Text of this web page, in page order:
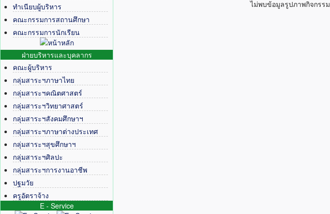
ทำเนียบผู้บริหาร
คณะกรรมการสถานศึกษา
คณะกรรมการนักเรียน
ฝ่ายบริหารและบุคลากร
คณะผู้บริหาร
กลุ่มสาระฯภาษาไทย
กลุ่มสาระฯคณิตศาสตร์
กลุ่มสาระฯวิทยาศาสตร์
กลุ่มสาระฯสังคมศึกษาฯ
กลุ่มสาระฯภาษาต่างประเทศ
กลุ่มสาระฯสุขศึกษาฯ
กลุ่มสาระฯศิลปะ
กลุ่มสาระฯการงานอาชีพ
ปฐมวัย
ครูอัตราจ้าง
E - Service
ไม่พบข้อมูลรูปภาพกิจกรรม